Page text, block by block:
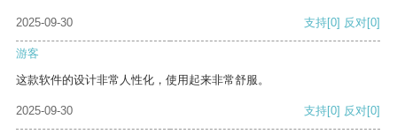
2025-09-30 支持[0] 反对[0]
游客
这款软件的设计非常人性化，使用起来非常舒服。
2025-09-30 支持[0] 反对[0]